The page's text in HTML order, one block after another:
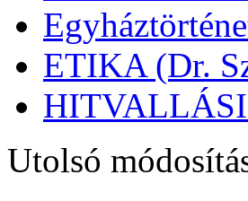
ETIKA (Dr.
HITVALLÁSI
Utolsó